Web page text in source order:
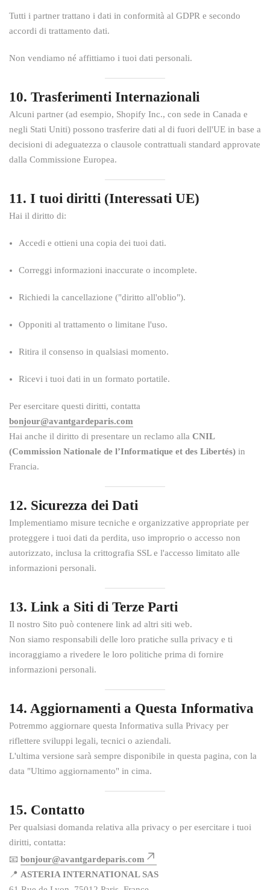
Tutti i partner trattano i dati in conformità al GDPR e secondo
accordi di trattamento dati.
Non vendiamo né affittiamo i tuoi dati personali.
10. Trasferimenti Internazionali
Alcuni partner (ad esempio, Shopify Inc., con sede in Canada e
negli Stati Uniti) possono trasferire dati al di fuori dell'UE in base a
decisioni di adeguatezza o clausole contrattuali standard approvate
dalla Commissione Europea.
11. I tuoi diritti (Interessati UE)
Hai il diritto di:
Accedi e ottieni una copia dei tuoi dati.
Correggi informazioni inaccurate o incomplete.
Richiedi la cancellazione ("diritto all'oblio").
Opponiti al trattamento o limitane l'uso.
Ritira il consenso in qualsiasi momento.
Ricevi i tuoi dati in un formato portatile.
Per esercitare questi diritti, contatta
bonjour@avantgardeparis.com
Hai anche il diritto di presentare un reclamo alla CNIL
(Commission Nationale de l’Informatique et des Libertés) in
Francia.
12. Sicurezza dei Dati
Implementiamo misure tecniche e organizzative appropriate per
proteggere i tuoi dati da perdita, uso improprio o accesso non
autorizzato, inclusa la crittografia SSL e l'accesso limitato alle
informazioni personali.
13. Link a Siti di Terze Parti
Il nostro Sito può contenere link ad altri siti web.
Non siamo responsabili delle loro pratiche sulla privacy e ti
incoraggiamo a rivedere le loro politiche prima di fornire
informazioni personali.
14. Aggiornamenti a Questa Informativa
Potremmo aggiornare questa Informativa sulla Privacy per
riflettere sviluppi legali, tecnici o aziendali.
L'ultima versione sarà sempre disponibile in questa pagina, con la
data "Ultimo aggiornamento" in cima.
15. Contatto
Per qualsiasi domanda relativa alla privacy o per esercitare i tuoi
diritti, contatta:
📧 bonjour@avantgardeparis.com
📍 ASTERIA INTERNATIONAL SAS